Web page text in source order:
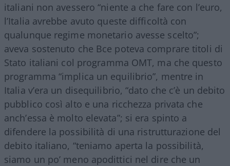
italiani non avessero “niente a che fare con l’euro,
l’Italia avrebbe avuto queste difficoltà con
qualunque regime monetario avesse scelto”;
aveva sostenuto che Bce poteva comprare titoli di
Stato italiani col programma OMT, ma che questo
programma “implica un equilibrio”, mentre in
Italia v’era un disequilibrio, “dato che c’è un debito
pubblico così alto e una ricchezza privata che
anch’essa è molto elevata”; si era spinto a
difendere la possibilità di una ristrutturazione del
debito italiano, “teniamo aperta la possibilità,
siamo un po’ meno apodittici nel dire che un